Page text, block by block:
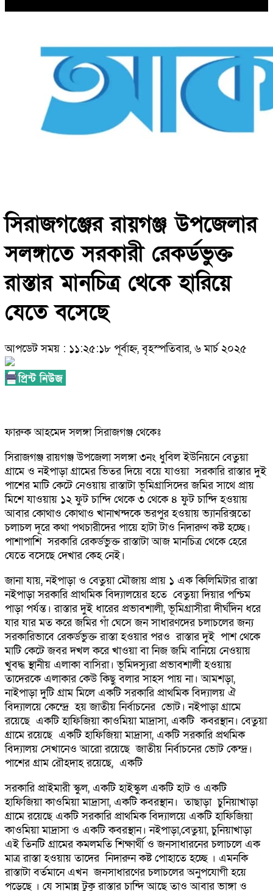
সিরাজগঞ্জের রায়গঞ্জ উপজেলার
সলঙ্গাতে সরকারী রেকর্ডভুক্ত
রাস্তার মানচিত্র থেকে হারিয়ে
যেতে বসেছে
আপডেট সময় : ১১:২৫:১৮ পূর্বাহ্ন, বৃহস্পতিবার, ৬ মার্চ ২০২৫
ফারুক আহমেদ সলঙ্গা সিরাজগঞ্জ থেকেঃ
সিরাজগঞ্জ রায়গঞ্জ উপজেলা সলঙ্গা ৩নং ধুবিল ইউনিয়নে বেতুয়া
গ্রামে ও নইপাড়া গ্রামের ভিতর দিয়ে বয়ে যাওয়া সরকারি রাস্তার দুই
পাশের মাটি কেটে নেওয়ায় রাস্তাটা ভূমিগ্রাসিদের জমির সাথে প্রায়
মিশে যাওয়ায় ১২ ফুট চান্দি থেকে ৩ থেকে ৪ ফুট চান্দি হওয়ায়
আবার কোথাও কোথাও খানাখন্দকে ভরপুর হওয়ায় ভ্যানরিক্সতো
চলাচল দূরে কথা পথচারীদের পায়ে হাটা টাও নিদারুণ কষ্ট হচ্ছে।
পাশাপাশি সরকারি রেকর্ডভুক্ত রাস্তাটা আজ মানচিত্র থেকে হেরে
যেতে বসেছে দেখার কেহ নেই।
জানা যায়, নইপাড়া ও বেতুয়া মৌজায় প্রায় ১ এক কিলিমিটার রাস্তা
নইপাড়া সরকারি প্রাথমিক বিদ্যালয়ের হতে বেতুয়া দিয়ার পশ্চিম
পাড়া পর্যন্ত। রাস্তার দুই ধারের প্রভাবশালী, ভূমিগ্রাসীরা দীর্ঘদিন ধরে
যার যার মত করে জমির গাঁ ঘেসে জন সাধারণদের চলাচলের জন্য
সরকারিভাবে রেকর্ডভুক্ত রাস্তা হওয়ার পরও রাস্তার দুই পাশ থেকে
মাটি কেটে জবর দখল করে খাওয়া বা নিজ জমি বানিয়ে নেওয়ায়
খুবদ্ধ স্থানীয় এলাকা বাসিরা। ভূমিদস্যুরা প্রভাবশালী হওয়ায়
তাদেরকে এলাকার কেউ কিছু বলার সাহস পায় না। আমশড়া,
নাইপাড়া দুটি গ্রাম মিলে একটি সরকারি প্রাথমিক বিদ্যালয় ঐ
বিদ্যালয়ে কেন্দ্রে হয় জাতীয় নির্বাচনের ভোট। নইপাড়া গ্রামে
রয়েছে একটি হাফিজিয়া কাওমিয়া মাদ্রাসা, একটি কবরস্থান। বেতুয়া
গ্রামে রয়েছে একটি হাফিজিয়া মাদ্রাসা, একটি সরকারি প্রথমিক
বিদ্যালয় সেখানেও আরো রয়েছে জাতীয় নির্বাচনের ভোট কেন্দ্র।
পাশের গ্রাম রৌহদাহ রয়েছে, একটি
সরকারি প্রাইমারী স্কুল, একটি হাইস্কুল একটি হাট ও একটি
হাফিজিয়া কাওমিয়া মাদ্রাসা, একটি কবরস্থান। তাছাড়া চুনিয়াখাড়া
গ্রামে রয়েছে একটি সরকারি প্রাথমিক বিদ্যালয়ে একটি হাফিজিয়া
কাওমিয়া মাদ্রাসা ও একটি কবরস্থান। নইপাড়া,বেতুয়া, চুনিয়াখাড়া
এই তিনটি গ্রামের কমলমতি শিক্ষার্থী ও জনসাধারনের চলাচলে এক
মাত্র রাস্তা হওয়ায় তাদের নিদারুন কষ্ট পোহাতে হচ্ছে । এমনকি
রাস্তাটা বর্তমানে এখন জনসাধারণের চলাচলের অনুপযোগী হয়ে
পড়েছে । যে সামান্ন টুকু রাস্তার চান্দি আছে তাও আবার ভাঙ্গা ও